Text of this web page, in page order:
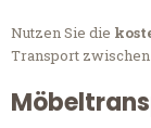
Nutzen Sie die
Transport zwischen